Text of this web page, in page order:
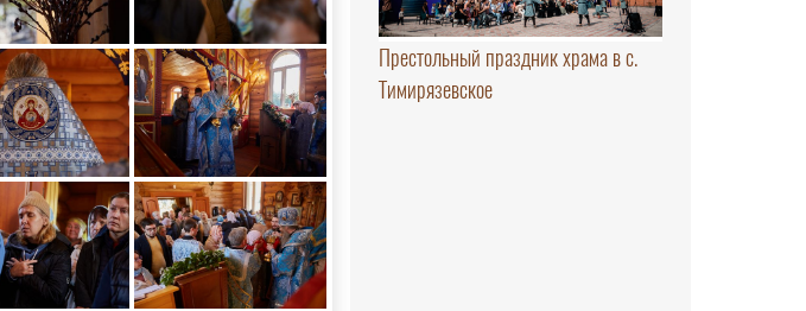
Престольный праздник храма в с.
Тимирязевское